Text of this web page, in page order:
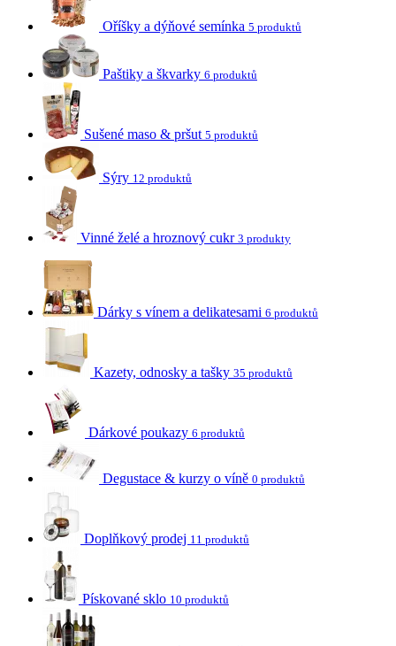
Oříšky a dýňové semínka 5 produktů
Paštiky a škvarky 6 produktů
Sušené maso & pršut 5 produktů
Sýry 12 produktů
Vinné želé a hroznový cukr 3 produkty
Dárky s vínem a delikatesami 6 produktů
Kazety, odnosky a tašky 35 produktů
Dárkové poukazy 6 produktů
Degustace & kurzy o víně 0 produktů
Doplňkový prodej 11 produktů
Pískované sklo 10 produktů